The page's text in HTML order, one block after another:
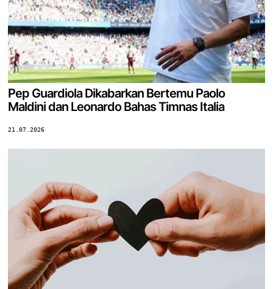
Pep Guardiola Dikabarkan Bertemu Paolo
Maldini dan Leonardo Bahas Timnas Italia
21.07.2026